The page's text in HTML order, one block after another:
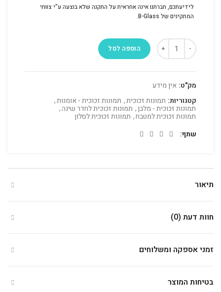
לידיעתכם, חברתנו אינה אחראית על התקנה שלא בוצעה ע"י צוותי
המתקינים של B-Glass.
הוספה לסל
מק"ט: אין מידע
קטגוריות: תמונות זכוכית, תמונות זכוכית - אומנות,
תמונות זכוכית - מלבן, תמונות זכוכית לחדר שינה,
תמונות זכוכית למטבח, תמונות זכוכית לסלון
שתף
תיאור
חוות דעת (0)
זמני אספקה ומשלוחים
בטיחות המוצר